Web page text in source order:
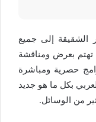
الشقيقة إلى جميع
تهتم بعرض ومناقشة
حصرية ومباشرة
بكل ما هو جديد
من الوسائل.